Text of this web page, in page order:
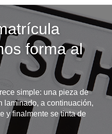
forma al
simple: una pieza de
laminado, a continuación,
y finalmente se tinta de